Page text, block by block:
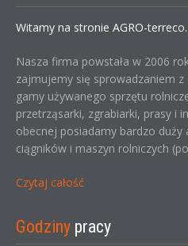
Witamy na stronie AGRO-terreco.
Nasza firma powstała w 2006
zajmujemy się sprowadzaniem
gamy używanego sprzętu
przetrząsarki, zgrabiarki, prasy i
obecnej posiadamy bardzo
ciągników i maszyn rolniczych
Czytaj całość
Godziny pracy